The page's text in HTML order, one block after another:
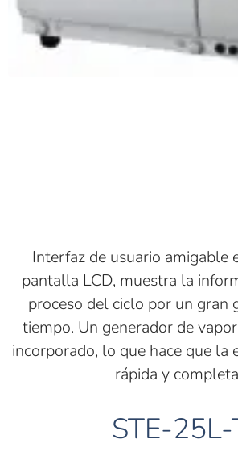
Interfaz de usuario amigable
pantalla LCD, muestra la
proceso del ciclo por un gran
tiempo. Un generador de
incorporado, lo que hace que la
rápida y
STE-